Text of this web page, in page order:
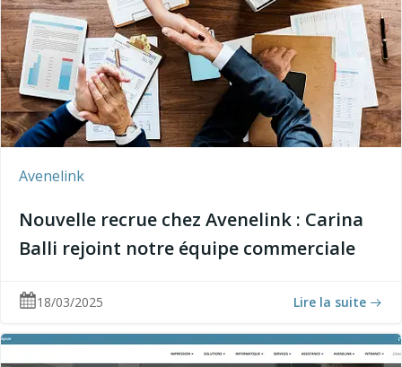
Avenelink
Nouvelle recrue chez Avenelink : Carina
Balli rejoint notre équipe commerciale
18/03/2025 Lire la suite